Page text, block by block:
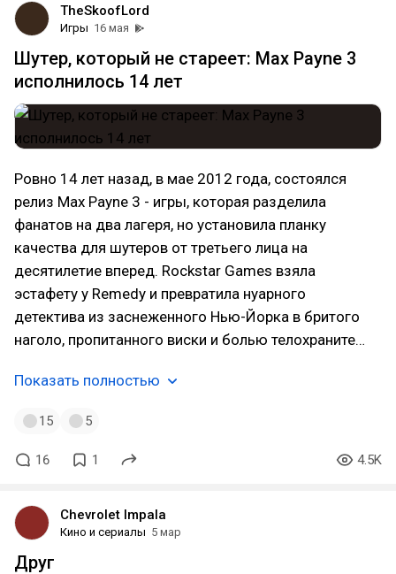
TheSkoofLord
Игры 16 мая
Шутер, который не стареет: Max Payne 3
исполнилось 14 лет
Ровно 14 лет назад, в мае 2012 года, состоялся
релиз Max Payne 3 - игры, которая разделила
фанатов на два лагеря, но установила планку
качества для шутеров от третьего лица на
десятилетие вперед. Rockstar Games взяла
эстафету у Remedy и превратила нуарного
детектива из заснеженного Нью-Йорка в бритого
наголо, пропитанного виски и болью телохраните…
Показать полностью
15 5
16 1 4.5K
Chevrolet Impala
Кино и сериалы 5 мар
Друг